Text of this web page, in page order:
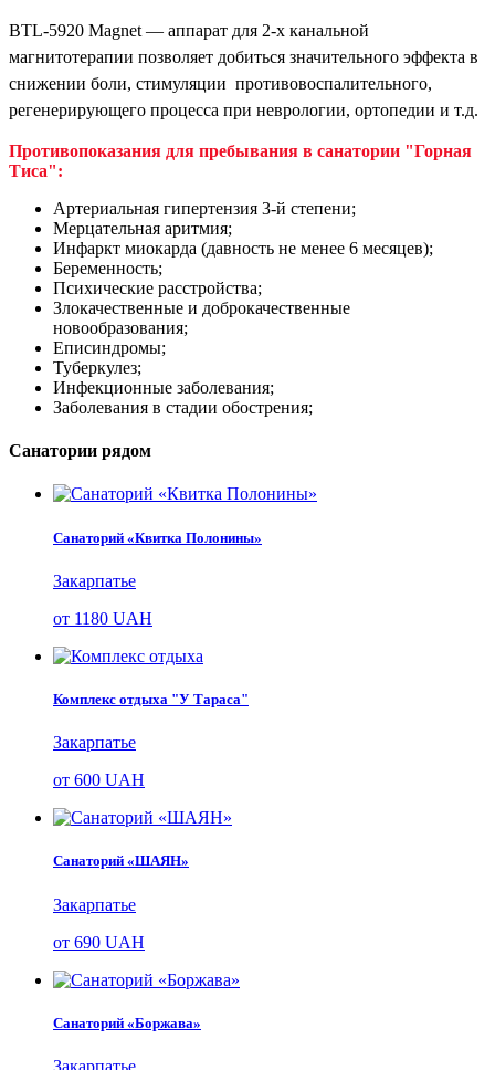
BTL-5920 Magnet — аппарат для 2-х канальной
магнитотерапии позволяет добиться значительного эффекта в
снижении боли, стимуляции противовоспалительного,
регенерирующего процесса при неврологии, ортопедии и т.д.
Противопоказания для пребывания в cанатории "Горная
Тиса":
Артериальная гипертензия 3-й степени;
Мерцательная аритмия;
Инфаркт миокарда (давность не менее 6 месяцев);
Беременность;
Психические расстройства;
Злокачественные и доброкачественные
новообразования;
Еписиндромы;
Туберкулез;
Инфекционные заболевания;
Заболевания в стадии обострения;
Санатории рядом
Санаторий «Квитка Полонины»
Закарпатье
от 1180 UAH
Комплекс отдыха "У Тараса"
Закарпатье
от 600 UAH
Cанаторий «ШАЯН»
Закарпатье
от 690 UAH
Санаторий «Боржава»
Закарпатье